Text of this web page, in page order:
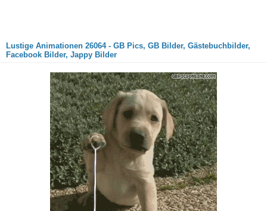
Lustige Animationen 26064 - GB Pics, GB Bilder, Gästebuchbilder,
Facebook Bilder, Jappy Bilder